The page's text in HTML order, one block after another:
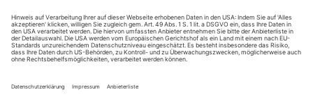
Höher, weiter, schneller
Ibsen «Peer Gynt»
In der U-Bahn würde einem dieser Typ nicht auffallen. Nicht